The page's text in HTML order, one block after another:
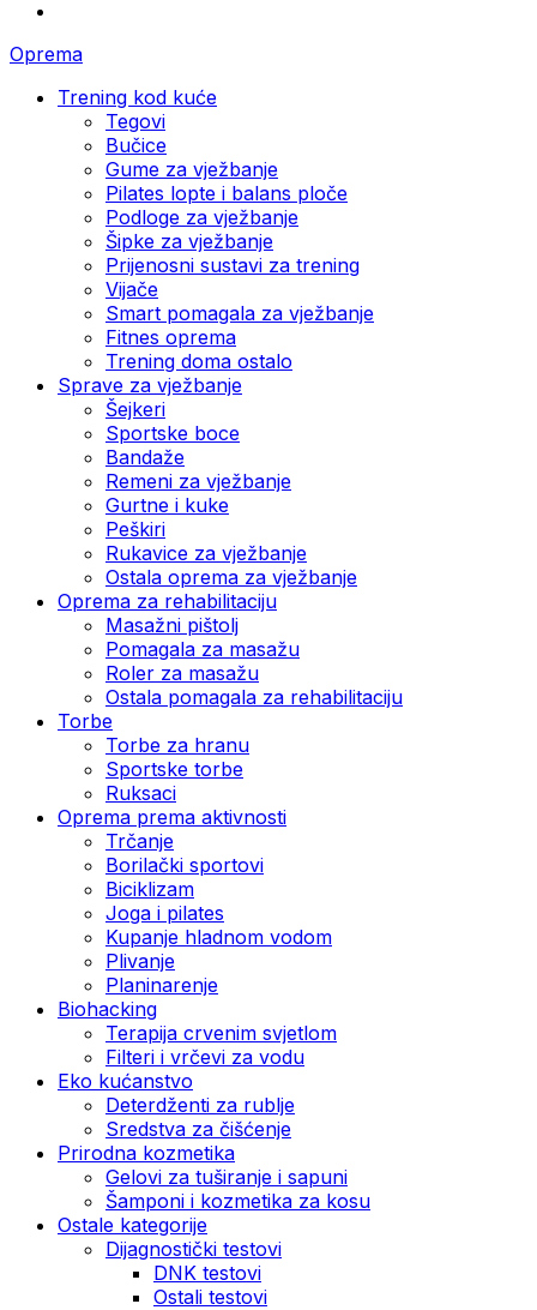
Oprema
Trening kod kuće
Tegovi
Bučice
Gume za vježbanje
Pilates lopte i balans ploče
Podloge za vježbanje
Šipke za vježbanje
Prijenosni sustavi za trening
Vijače
Smart pomagala za vježbanje
Fitnes oprema
Trening doma ostalo
Sprave za vježbanje
Šejkeri
Sportske boce
Bandaže
Remeni za vježbanje
Gurtne i kuke
Peškiri
Rukavice za vježbanje
Ostala oprema za vježbanje
Oprema za rehabilitaciju
Masažni pištolj
Pomagala za masažu
Roler za masažu
Ostala pomagala za rehabilitaciju
Torbe
Torbe za hranu
Sportske torbe
Ruksaci
Oprema prema aktivnosti
Trčanje
Borilački sportovi
Biciklizam
Joga i pilates
Kupanje hladnom vodom
Plivanje
Planinarenje
Biohacking
Terapija crvenim svjetlom
Filteri i vrčevi za vodu
Eko kućanstvo
Deterdženti za rublje
Sredstva za čišćenje
Prirodna kozmetika
Gelovi za tuširanje i sapuni
Šamponi i kozmetika za kosu
Ostale kategorije
Dijagnostički testovi
DNK testovi
Ostali testovi